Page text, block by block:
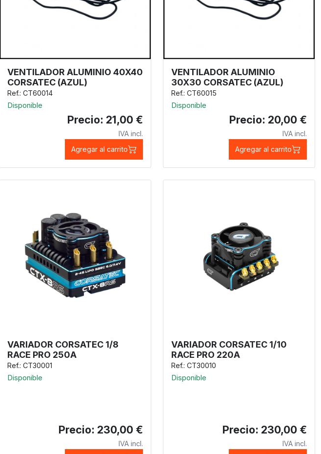
VENTILADOR ALUMINIO 40X40
CORSATEC (AZUL)
Ref.: CT60014
Disponible
Precio: 21,00 €
IVA incl.
Agregar al carrito
VENTILADOR ALUMINIO
30X30 CORSATEC (AZUL)
Ref.: CT60015
Disponible
Precio: 20,00 €
IVA incl.
Agregar al carrito
VARIADOR CORSATEC 1/8
RACE PRO 250A
Ref.: CT30001
Disponible
Precio: 230,00 €
IVA incl.
VARIADOR CORSATEC 1/10
RACE PRO 220A
Ref.: CT30010
Disponible
Precio: 230,00 €
IVA incl.